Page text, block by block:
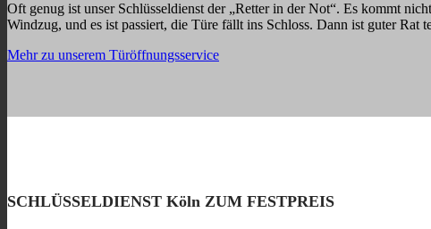
Oft genug ist unser Schlüsseldienst der „Retter in der Not“. Es kommt
Windzug, und es ist passiert, die Türe fällt ins Schloss. Dann ist guter Rat
Mehr zu unserem Türöffnungsservice
SCHLÜSSELDIENST Köln ZUM FESTPREIS